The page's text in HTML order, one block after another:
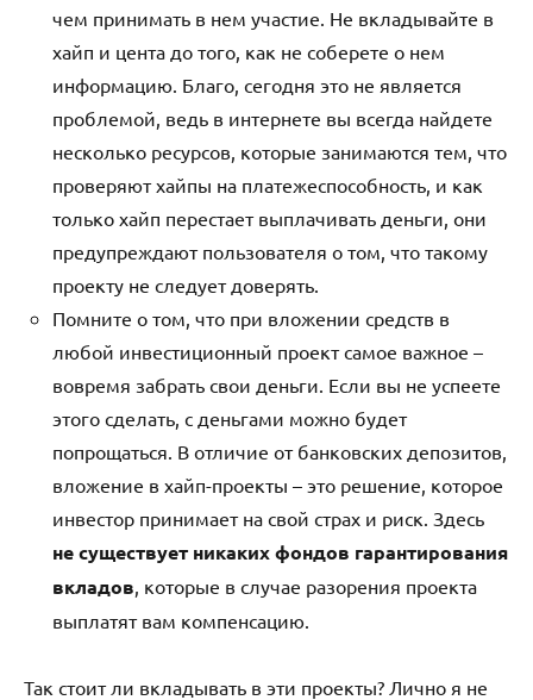
чем принимать в нем участие. Не вкладывайте в
хайп и цента до того, как не соберете о нем
информацию. Благо, сегодня это не является
проблемой, ведь в интернете вы всегда найдете
несколько ресурсов, которые занимаются тем, что
проверяют хайпы на платежеспособность, и как
только хайп перестает выплачивать деньги, они
предупреждают пользователя о том, что такому
проекту не следует доверять.
Помните о том, что при вложении средств в
любой инвестиционный проект самое важное –
вовремя забрать свои деньги. Если вы не успеете
этого сделать, с деньгами можно будет
попрощаться. В отличие от банковских депозитов,
вложение в хайп-проекты – это решение, которое
инвестор принимает на свой страх и риск. Здесь
не существует никаких фондов гарантирования
вкладов , которые в случае разорения проекта
выплатят вам компенсацию.
Так стоит ли вкладывать в эти проекты? Лично я не